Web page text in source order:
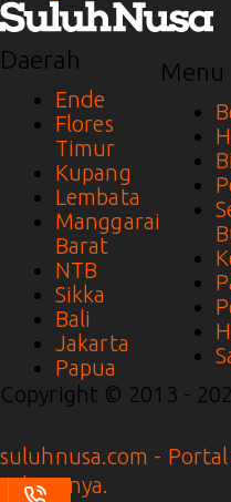
Daerah
Ende
Flores
Timur
Kupang
Lembata
Manggarai
Barat
NTB
Sikka
Bali
Jakarta
Papua
Menu
Copyright © 2013 -
suluhnusa.com -
Sekitarnya.